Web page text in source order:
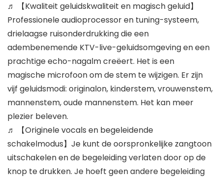
♬ 【Kwaliteit geluidskwaliteit en magisch geluid】
Professionele audioprocessor en tuning-systeem,
drielaagse ruisonderdrukking die een
adembenemende KTV-live-geluidsomgeving en een
prachtige echo-nagalm creëert. Het is een
magische microfoon om de stem te wijzigen. Er zijn
vijf geluidsmodi: originalon, kinderstem, vrouwenstem,
mannenstem, oude mannenstem. Het kan meer
plezier beleven.
♬ 【Originele vocals en begeleidende
schakelmodus】Je kunt de oorspronkelijke zangtoon
uitschakelen en de begeleiding verlaten door op de
knop te drukken. Je hoeft geen andere begeleiding